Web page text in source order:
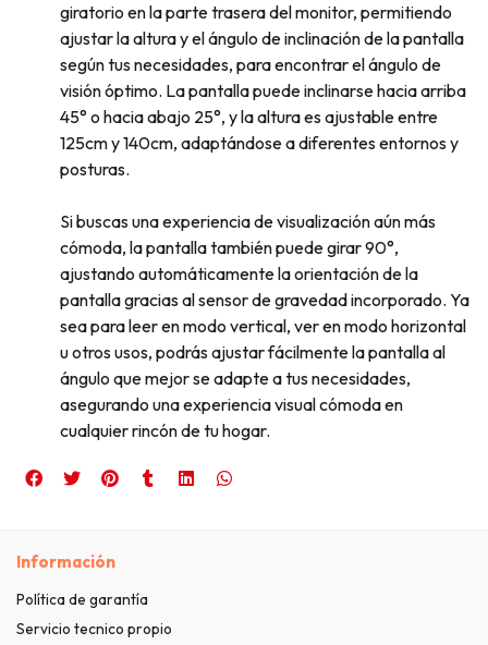
giratorio en la parte trasera del monitor, permitiendo
ajustar la altura y el ángulo de inclinación de la pantalla
según tus necesidades, para encontrar el ángulo de
visión óptimo. La pantalla puede inclinarse hacia arriba
45° o hacia abajo 25°, y la altura es ajustable entre
125cm y 140cm, adaptándose a diferentes entornos y
posturas.
Si buscas una experiencia de visualización aún más
cómoda, la pantalla también puede girar 90°,
ajustando automáticamente la orientación de la
pantalla gracias al sensor de gravedad incorporado. Ya
sea para leer en modo vertical, ver en modo horizontal
u otros usos, podrás ajustar fácilmente la pantalla al
ángulo que mejor se adapte a tus necesidades,
asegurando una experiencia visual cómoda en
cualquier rincón de tu hogar.
Información
Política de garantía
Servicio tecnico propio